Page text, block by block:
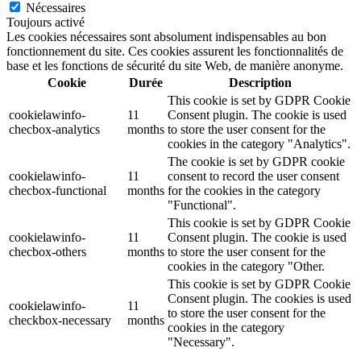
Nécessaires
Toujours activé
Les cookies nécessaires sont absolument indispensables au bon
fonctionnement du site. Ces cookies assurent les fonctionnalités de
base et les fonctions de sécurité du site Web, de manière anonyme.
Cookie
Durée Description
cookielawinfo-
checbox-analytics
11
months
This cookie is set by GDPR Cookie
Consent plugin. The cookie is used
to store the user consent for the
cookies in the category "Analytics".
cookielawinfo-
checbox-functional
11
months
The cookie is set by GDPR cookie
consent to record the user consent
for the cookies in the category
"Functional".
cookielawinfo-
checbox-others
11
months
This cookie is set by GDPR Cookie
Consent plugin. The cookie is used
to store the user consent for the
cookies in the category "Other.
cookielawinfo-
checkbox-necessary
11
months
This cookie is set by GDPR Cookie
Consent plugin. The cookies is used
to store the user consent for the
cookies in the category
"Necessary".